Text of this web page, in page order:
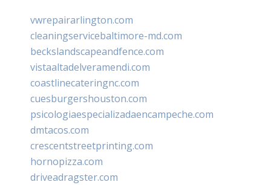
vwrepairarlington.com
cleaningservicebaltimore-md.com
beckslandscapeandfence.com
vistaaltadelveramendi.com
coastlinecateringnc.com
cuesburgershouston.com
psicologiaespecializadaencampeche.com
dmtacos.com
crescentstreetprinting.com
hornopizza.com
driveadragster.com